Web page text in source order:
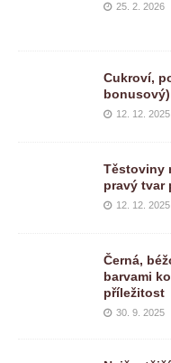
25. 2. 2026
Cukroví,
12. 12. 2025
Těstoviny
pravý tvar
12. 12. 2025
Černá,
barvami
příležitost
30. 9. 2025